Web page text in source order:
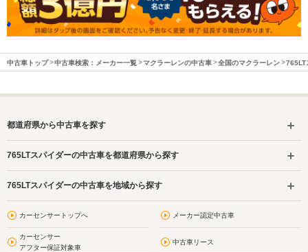
中古車トップ 中古車検索：メーカー一覧 マクラーレンの中古車 全国のマクラーレン 765LT
都道府県から中古車を探す
765LTスパイダーの中古車を都道府県から探す
765LTスパイダーの中古車を地域から探す
カーセンサートップへ メーカー認定中古車
カーセンサー
アフター保証対象車
中古車リース